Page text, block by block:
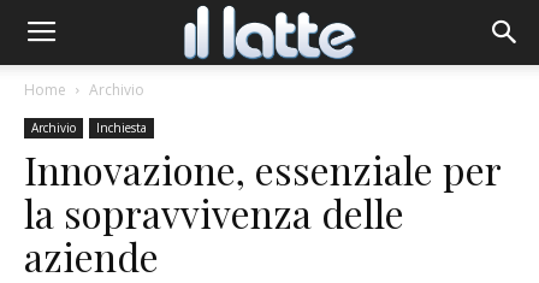
Home Archivio
Archivio Inchiesta
Innovazione, essenziale per
la sopravvivenza delle
aziende